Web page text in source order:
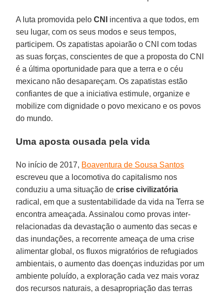
A luta promovida peloCNI
incentiva a que todos, em
seu lugar, com os seus modos e seus tempos,
participem. Os zapatistas apoiarão o CNI com todas
as suas forças, conscientes de que a proposta do CNI
é a última oportunidade para que a terra e o céu
mexicano não desapareçam. Os zapatistas estão
confiantes de que a iniciativa estimule, organize e
mobilize com dignidade o povo mexicano e os povos
do mundo.
Uma aposta ousada pela vida
No início de 2017, Boaventura de Sousa Santos
escreveu que a locomotiva do capitalismo nos
conduziu a uma situação de crise civilizatória
radical, em que a sustentabilidade da vida na Terra se
encontra ameaçada. Assinalou como provas inter-
relacionadas da devastação o aumento das secas e
das inundações, a recorrente ameaça de uma crise
alimentar global, os fluxos migratórios de refugiados
ambientais, o aumento das doenças induzidas por um
ambiente poluído, a exploração cada vez mais voraz
dos recursos naturais, a desapropriação das terras